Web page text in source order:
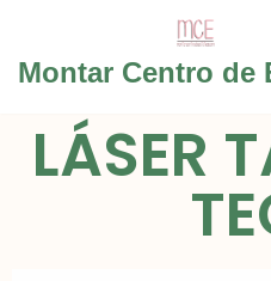
Saltar
contenido
Montar Centro de
LÁSER